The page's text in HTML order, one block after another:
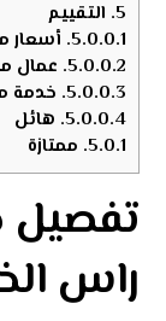
5. التقييم
5.0.0.1. أسعار
5.0.0.2. عمال
5.0.0.3. خدمة
5.0.0.4. هائل
5.0.1. ممتازة
تفصيل
راس